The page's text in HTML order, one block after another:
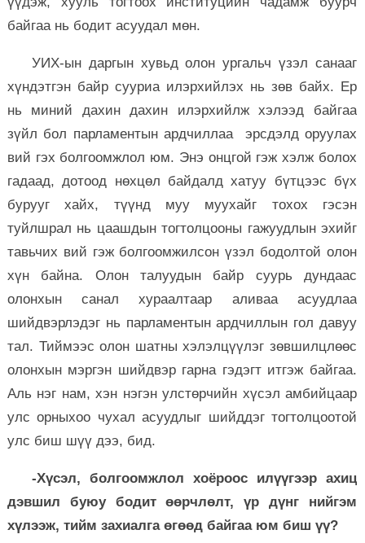
байгаа нь бодит асуудал мөн.
УИХ-ын даргын хувьд олон ургальч үзэл санааг
хүндэтгэн байр сууриа илэрхийлэх нь зөв байх. Ер
нь миний дахин дахин илэрхийлж хэлээд байгаа
зүйл бол парламентын ардчиллаа эрсдэлд оруулах
вий гэх болгоомжлол юм. Энэ онцгой гэж хэлж болох
гадаад, дотоод нөхцөл байдалд хатуу бүтцээс бүх
бурууг хайх, түүнд муу муухайг тохох гэсэн
туйлшрал нь цаашдын тогтолцооны гажуудлын эхийг
тавьчих вий гэж болгоомжилсон үзэл бодолтой олон
хүн байна. Олон талуудын байр суурь дундаас
олонхын санал хураалтаар аливаа асуудлаа
шийдвэрлэдэг нь парламентын ардчиллын гол давуу
тал. Тиймээс олон шатны хэлэлцүүлэг зөвшилцлөөс
олонхын мэргэн шийдвэр гарна гэдэгт итгэж байгаа.
Аль нэг нам, хэн нэгэн улстөрчийн хүсэл амбийцаар
улс орныхоо чухал асуудлыг шийддэг тогтолцоотой
улс биш шүү дээ, бид.
-Хүсэл, болгоомжлол хоёроос илүүгээр ахиц
дэвшил буюу бодит өөрчлөлт, үр дүнг нийгэм
хүлээж, тийм захиалга өгөөд байгаа юм биш үү?